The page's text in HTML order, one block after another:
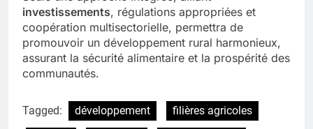
investissements, régulations appropriées et
coopération multisectorielle, permettra de
promouvoir un développement rural harmonieux,
assurant la sécurité alimentaire et la prospérité des
communautés.
Tagged: développement
filières agricoles